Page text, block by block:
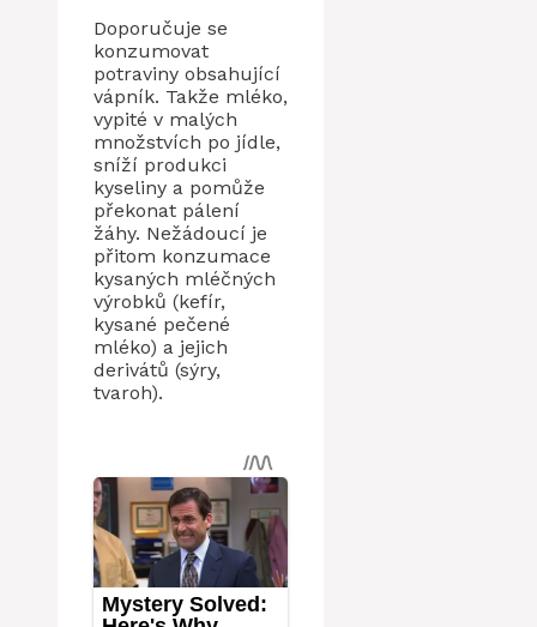
Doporučuje se
konzumovat
potraviny obsahující
vápník. Takže mléko,
vypité v malých
množstvích po jídle,
sníží produkci
kyseliny a pomůže
překonat pálení
žáhy. Nežádoucí je
přitom konzumace
kysaných mléčných
výrobků (kefír,
kysané pečené
mléko) a jejich
derivátů (sýry,
tvaroh).